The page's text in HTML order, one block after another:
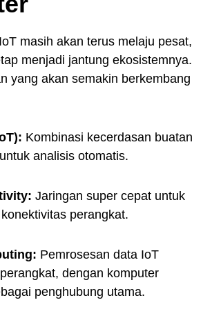
masih akan terus melaju pesat,
menjadi jantung ekosistemnya.
yang akan semakin berkembang
Kombinasi kecerdasan buatan
analisis otomatis.
Jaringan super cepat untuk
perangkat.
Pemrosesan data IoT
dengan komputer
penghubung utama.